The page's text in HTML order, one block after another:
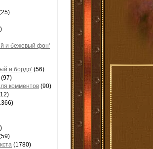
и бежевый фон'
и бордо' (56)
(97)
комментов (90)
(1780)